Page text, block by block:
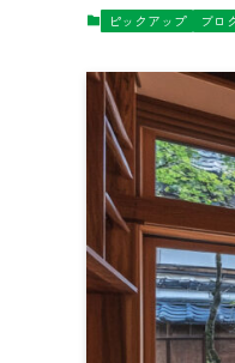
ピックアップ ブロ